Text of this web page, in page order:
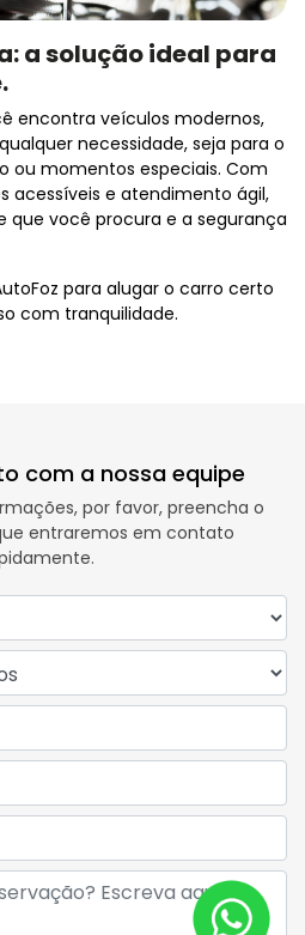
a solução ideal para
encontra veículos modernos,
necessidade, seja para o
ou momentos especiais. Com
acessíveis e atendimento ágil,
você procura e a segurança
para alugar o carro certo
com tranquilidade.
com a nossa equipe
por favor, preencha o
entraremos em contato